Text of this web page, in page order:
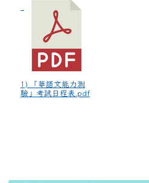
1) 「華語文能力測
驗」考試日程表.pdf